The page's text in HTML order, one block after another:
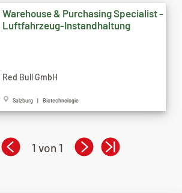
Warehouse & Purchasing Specialist -
Luftfahrzeug-Instandhaltung
Red Bull GmbH
Salzburg | Biotechnologie
1 von 1